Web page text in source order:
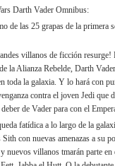
Darth Vader Omnibus:
de las 25 grapas de la primera
villanos de ficción resurge!
la Alianza Rebelde, Darth
toda la galaxia. Y lo hará con
contra el joven Jedi que
de Vader para con el
fatídica a lo largo de la
con nuevas amenazas a su
nuevos villanos tmarán parte en